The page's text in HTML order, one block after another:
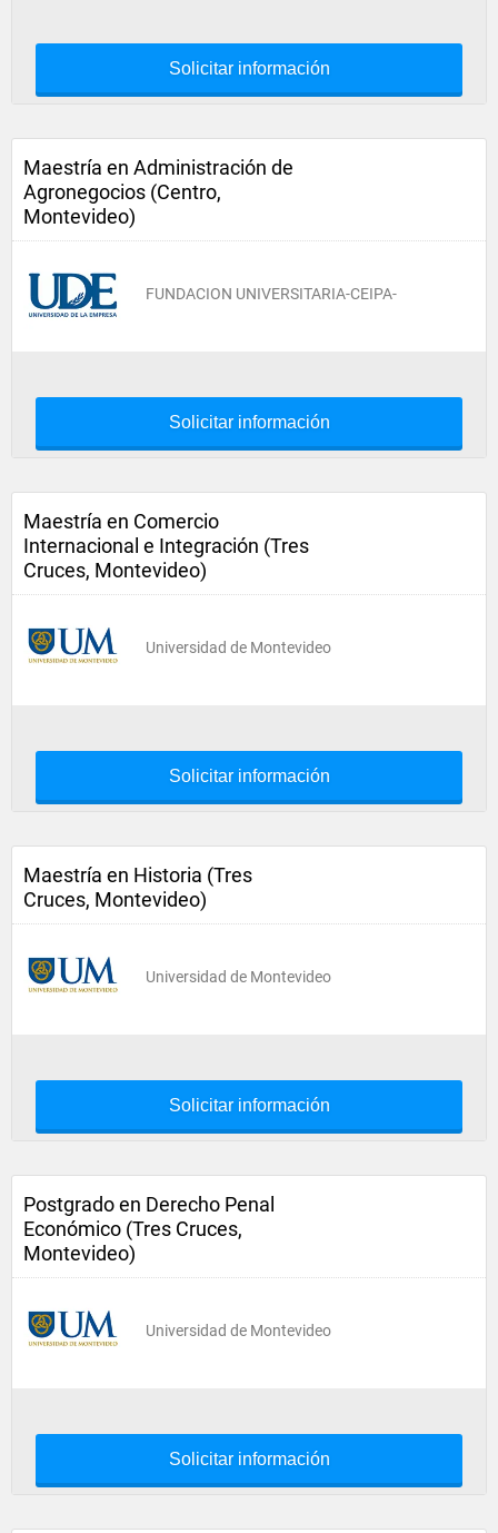
Solicitar información
Maestría en Administración de
Agronegocios (Centro,
Montevideo)
FUNDACION UNIVERSITARIA-CEIPA-
Solicitar información
Maestría en Comercio
Internacional e Integración (Tres
Cruces, Montevideo)
Universidad de Montevideo
Solicitar información
Maestría en Historia (Tres
Cruces, Montevideo)
Universidad de Montevideo
Solicitar información
Postgrado en Derecho Penal
Económico (Tres Cruces,
Montevideo)
Universidad de Montevideo
Solicitar información